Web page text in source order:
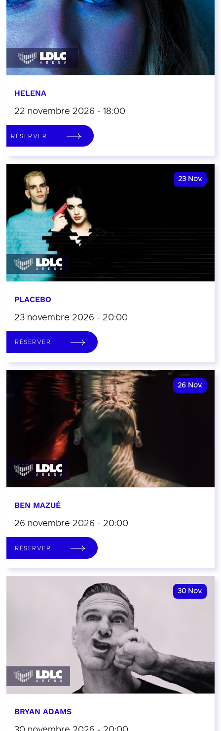
HELENA
22 novembre 2026 - 18:00
RÉSERVER
23 Nov.
PLACEBO
23 novembre 2026 - 20:00
RÉSERVER
26 Nov.
BEN MAZUÉ
26 novembre 2026 - 20:00
RÉSERVER
30 Nov.
BRYAN ADAMS